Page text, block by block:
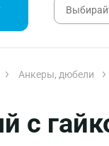
Анкеры, дюбели
с